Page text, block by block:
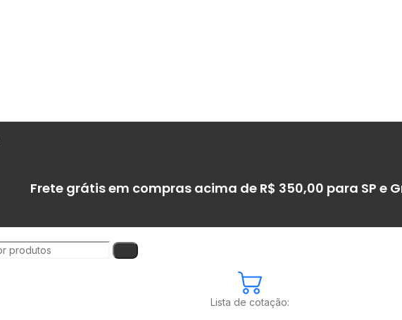
Frete grátis em compras acima de R$ 350,00 para SP e
Lista de cotação: